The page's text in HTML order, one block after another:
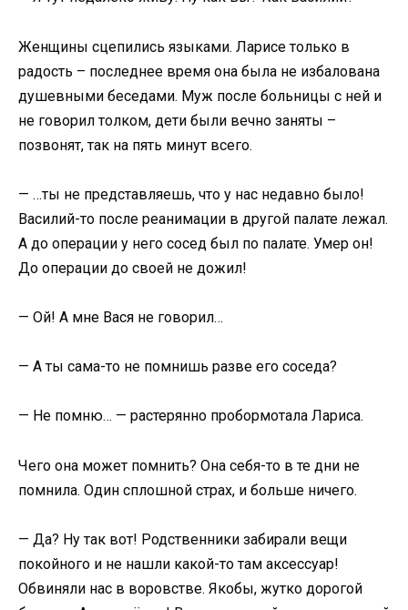
Женщины сцепились языками. Ларисе только в
радость – последнее время она была не избалована
душевными беседами. Муж после больницы с ней и
не говорил толком, дети были вечно заняты –
позвонят, так на пять минут всего.
— …ты не представляешь, что у нас недавно было!
Василий-то после реанимации в другой палате лежал.
А до операции у него сосед был по палате. Умер он!
До операции до своей не дожил!
— Ой! А мне Вася не говорил…
— А ты сама-то не помнишь разве его соседа?
— Не помню… — растерянно пробормотала Лариса.
Чего она может помнить? Она себя-то в те дни не
помнила. Один сплошной страх, и больше ничего.
— Да? Ну так вот! Родственники забирали вещи
покойного и не нашли какой-то там аксессуар!
Обвиняли нас в воровстве. Якобы, жутко дорогой